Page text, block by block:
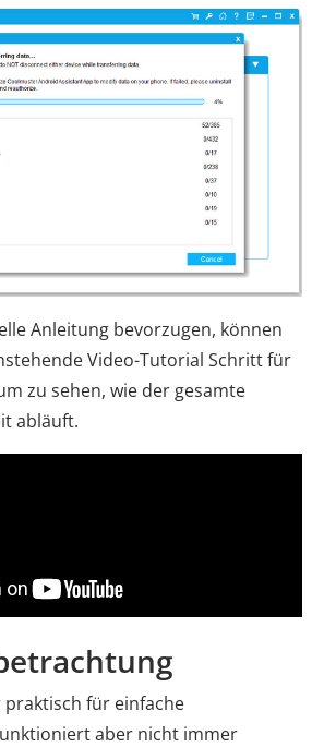
Anleitung bevorzugen, können
Video-Tutorial Schritt für
zu sehen, wie der gesamte
abläuft.
praktisch für einfache
aber nicht immer